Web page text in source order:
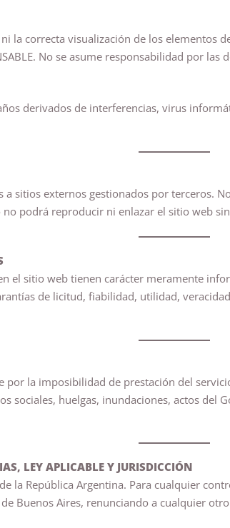
la correcta visualización de los
No se asume responsabilidad por
derivados de interferencias, virus
a sitios externos gestionados por terceros.
podrá reproducir ni enlazar el sitio web
el sitio web tienen carácter meramente
de licitud, fiabilidad, utilidad,
por la imposibilidad de prestación del
sociales, huelgas, inundaciones, actos del
LEY APLICABLE Y JURISDICCIÓN
la República Argentina. Para cualquier
Buenos Aires, renunciando a cualquier